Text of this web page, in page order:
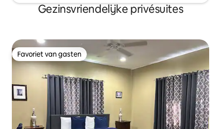
Gezinsvriendelijke privésuites
Favoriet van gasten
Favoriet van gasten